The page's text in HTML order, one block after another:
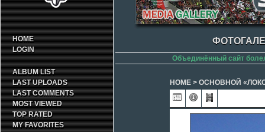
HOME
LOGIN
ALBUM LIST
LAST UPLOADS
LAST COMMENTS
MOST VIEWED
TOP RATED
MY FAVORITES
Объединённый сайт
HOME> ОСНОВНОЙ